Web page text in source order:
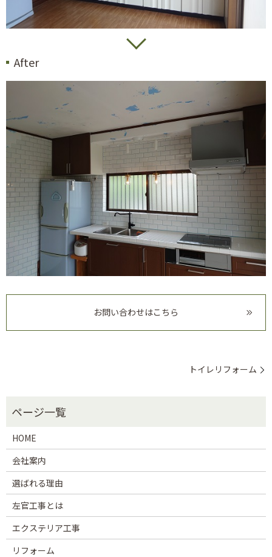
After
お問い合わせはこちら
トイレリフォーム
HOME
会社案内
選ばれる理由
左官工事とは
エクステリア工事
リフォーム